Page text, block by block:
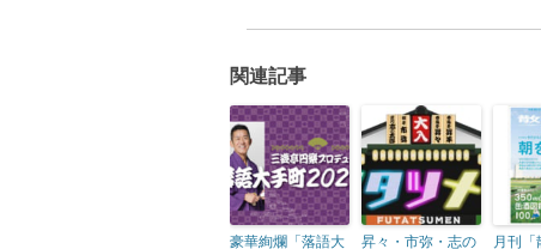
関連記事
豪華絢爛「落語大
昇々・市弥・志の
月刊「